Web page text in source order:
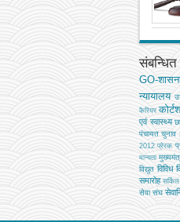
GO-
न्यायालय
कैरियर
एवं स्वास्थ्य
पंचायत
2012 प्रेरक
मान्यता
विद्युत विविध
समारोह
सेवा संघ